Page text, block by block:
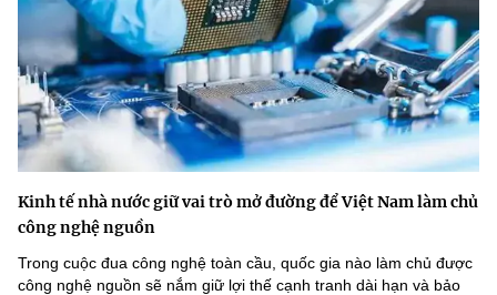
Kinh tế nhà nước giữ vai trò mở đường để Việt Nam làm chủ
công nghệ nguồn
Trong cuộc đua công nghệ toàn cầu, quốc gia nào làm chủ được
công nghệ nguồn sẽ nắm giữ lợi thế cạnh tranh dài hạn và bảo